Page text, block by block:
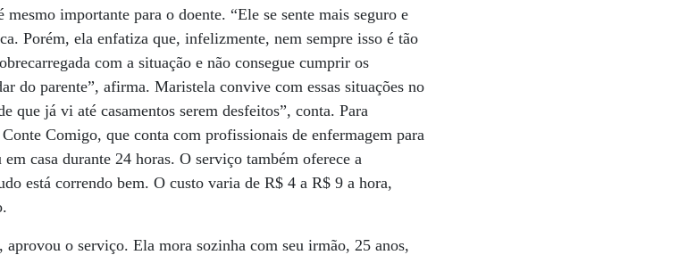
importante para o doente. “Ele se sente mais seguro e
Porém, ela enfatiza que, infelizmente, nem sempre isso é tão
com a situação e não consegue cumprir os
do parente”, afirma. Maristela convive com essas situações no
que já vi até casamentos serem desfeitos”, conta. Para
Comigo, que conta com profissionais de enfermagem para
casa durante 24 horas. O serviço também oferece a
está correndo bem. O custo varia de R$ 4 a R$ 9 a hora,
o serviço. Ela mora sozinha com seu irmão, 25 anos,